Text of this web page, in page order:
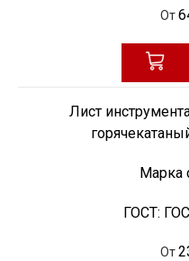
От
Лист
Марка
ГОСТ:
От